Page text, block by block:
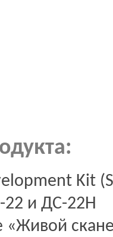
Kit
22 и ДС-22Н